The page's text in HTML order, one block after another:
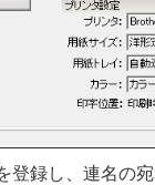
登録し、連名の